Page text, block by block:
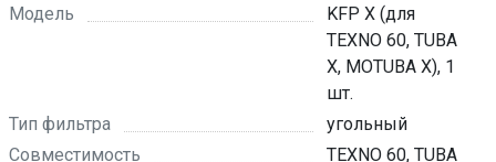
Модель
KFP X (для
TEXNO 60, TUBA
X, MOTUBA X), 1
шт.
Тип фильтра
угольный
Совместимость
TEXNO 60, TUBA